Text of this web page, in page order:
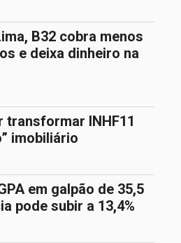
B32 cobra menos
e deixa dinheiro na
transformar INHF11
imobiliário
em galpão de 35,5
pode subir a 13,4%